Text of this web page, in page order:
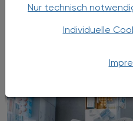
Nur technisch
Individuelle
Fortbildungsabend